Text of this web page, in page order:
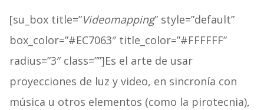
[su_box title=”Videomapping” style=”default”
box_color=”#EC7063″ title_color=”#FFFFFF”
radius=”3″ class=””]Es el arte de usar
proyecciones de luz y video, en sincronía con
música u otros elementos (como la pirotecnia),